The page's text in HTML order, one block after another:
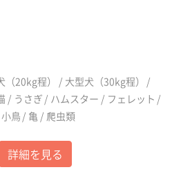
（20kg程）
大型犬（30kg程）
うさぎ ハムスター
フェレット
小鳥 亀 爬虫類
詳細を見る